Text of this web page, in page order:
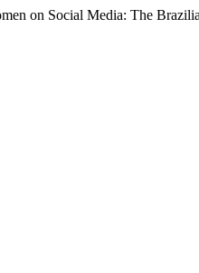
on Social Media: The